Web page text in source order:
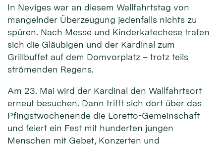
In Neviges war an diesem Wallfahrtstag von
mangelnder Überzeugung jedenfalls nichts zu
spüren. Nach Messe und Kinderkatechese trafen
sich die Gläubigen und der Kardinal zum
Grillbuffet auf dem Domvorplatz – trotz teils
strömenden Regens.
Am 23. Mai wird der Kardinal den Wallfahrtsort
erneut besuchen. Dann trifft sich dort über das
Pfingstwochenende die Loretto-Gemeinschaft
und feiert ein Fest mit hunderten jungen
Menschen mit Gebet, Konzerten und